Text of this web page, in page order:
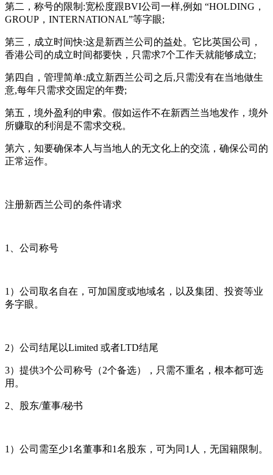
第二，称号的限制:宽松度跟BVI公司一样,例如 “HOLDING，
GROUP，INTERNATIONAL”等字眼;
第三，成立时间快:这是新西兰公司的益处。它比英国公司，
香港公司的成立时间都要快，只需求7个工作天就能够成立;
第四自，管理简单:成立新西兰公司之后,只需没有在当地做生
意,每年只需求交固定的年费;
第五，境外盈利的申索。假如运作不在新西兰当地发作，境外
所赚取的利润是不需求交税。
第六，知要确保本人与当地人的无文化上的交流，确保公司的
正常运作。
注册新西兰公司的条件请求
1、公司称号
1）公司取名自在，可加国度或地域名，以及集团、投资等业
务字眼。
2）公司结尾以Limited 或者LTD结尾
3）提供3个公司称号（2个备选），只需不重名，根本都可选
用。
2、股东/董事/秘书
1）公司需至少1名董事和1名股东，可为同1人，无国籍限制。